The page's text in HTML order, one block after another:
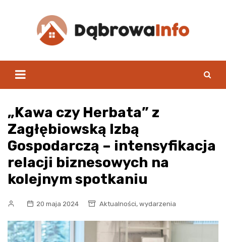
„Kawa czy Herbata” z
Zagłębiowską Izbą
Gospodarczą – intensyfikacja
relacji biznesowych na
kolejnym spotkaniu
20 maja 2024 Aktualności, wydarzenia